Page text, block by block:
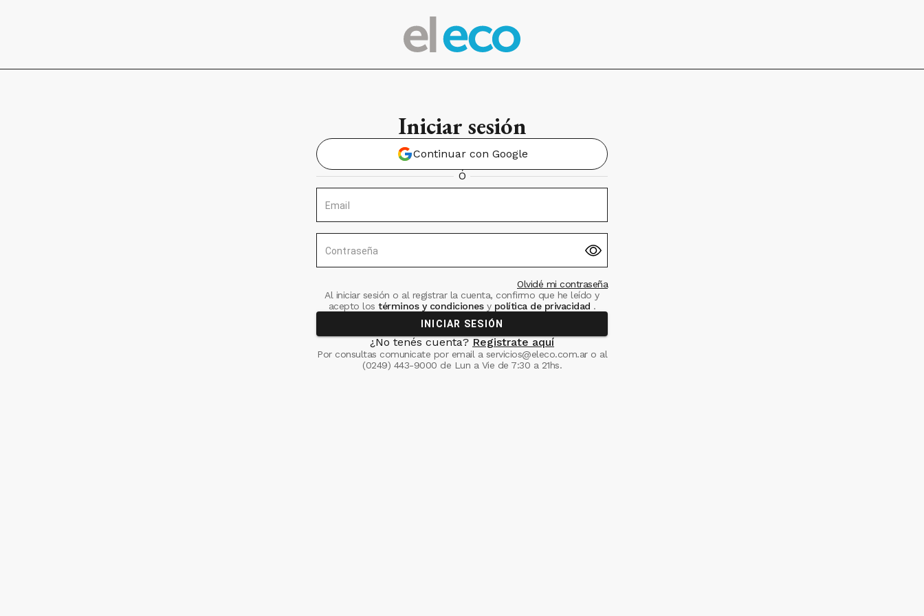
Iniciar sesión
Continuar con Google
Ó
Email
Contraseña
Olvidé mi contraseña
Al iniciar sesión o al registrar la cuenta, confirmo que he leído y
acepto los términos y condiciones ypolítica de privacidad .
INICIAR SESIÓN
¿No tenés cuenta? Registrate aquí
Por consultas comunicate por email a servicios@eleco.com.aro al
(0249) 443-9000 de Lun a Vie de 7:30 a 21hs.